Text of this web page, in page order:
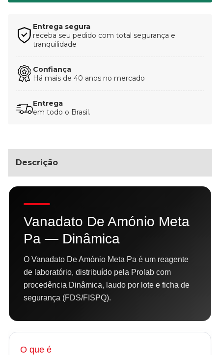
Entrega segura
receba seu pedido com total segurança e
tranquilidade
Confiança
Há mais de 40 anos no mercado
Entrega
em todo o Brasil.
Descrição
Vanadato De Amónio Meta
Pa — Dinâmica
O Vanadato De Amónio Meta Pa é um reagente
de laboratório, distribuído pela Prolab com
procedência Dinâmica, laudo por lote e ficha de
segurança (FDS/FISPQ).
O que é